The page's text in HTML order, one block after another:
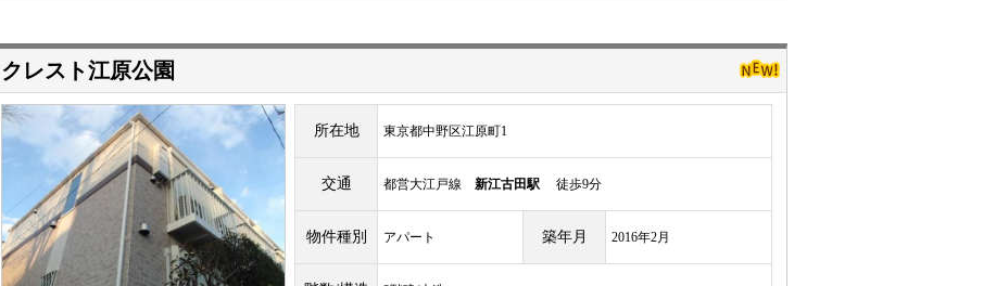
クレスト江原公園
所在地 東京都中野区江原町1
交通 都営大江戸線 新江古田駅 徒歩9分
物件種別 アパート 築年月 2016年2月